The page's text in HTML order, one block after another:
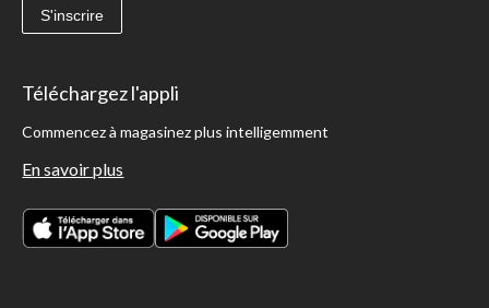
S'inscrire
Téléchargez l'appli
Commencez à magasinez plus intelligemment
En savoir plus